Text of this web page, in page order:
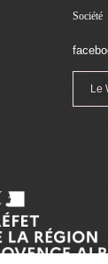
Société
Le